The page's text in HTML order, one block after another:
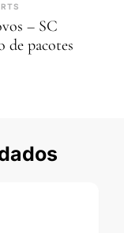
– SC
de pacotes